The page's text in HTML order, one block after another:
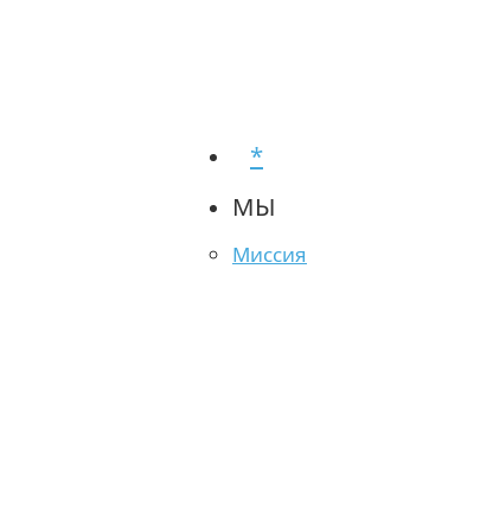
*
МЫ
Миссия